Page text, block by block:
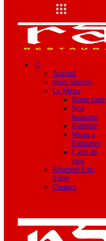
Accueil
notre histoire
Le Menu
Notre carte
Nos
boissons
Formule
Menu a
Emporter
Carte de
vins
Réserver Une
Table
Contact